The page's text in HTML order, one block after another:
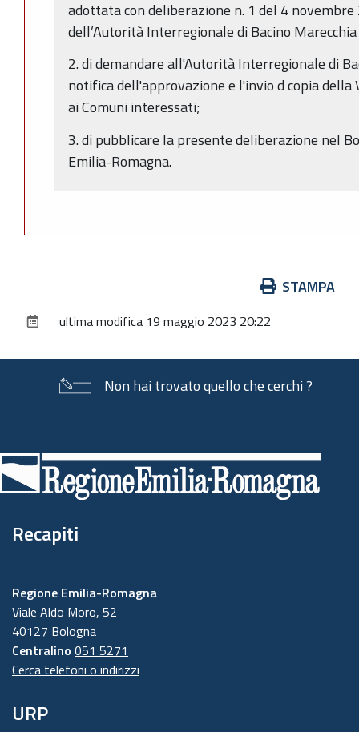
adottata con deliberazione n. 1 del 4
dell’Autorità Interregionale di Bacino Marecchia
2. di demandare all'Autorità Interregionale di
notifica dell'approvazione e l'invio d copia della
ai Comuni interessati;
3. di pubblicare la presente deliberazione nel
Emilia-Romagna.
documento
STAMPA
ultima modifica 19 maggio 2023 20:22
Non hai trovato quello che cerchi ?
di
pagina
Recapiti
Regione Emilia-Romagna
Viale Aldo Moro, 52
40127 Bologna
Centralino 051 5271
Cerca telefoni o indirizzi
URP